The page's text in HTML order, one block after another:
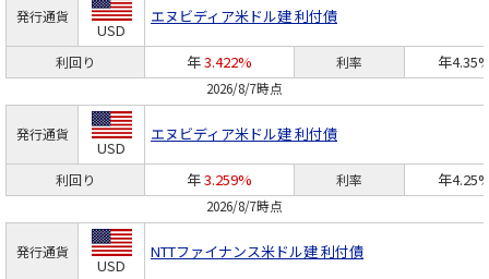
発行通貨
USD
エヌビディア米ドル建 利付債
利回り 年3.422% 利率 年
2026/8/7時点
発行通貨
USD
エヌビディア米ドル建 利付債
利回り 年3.259% 利率 年
2026/8/7時点
発行通貨
USD
NTTファイナンス米ドル建 利付債